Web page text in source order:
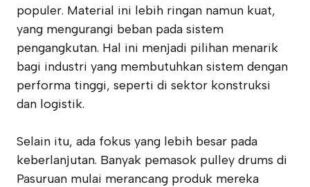
populer. Material ini lebih ringan namun kuat,
yang mengurangi beban pada sistem
pengangkutan. Hal ini menjadi pilihan menarik
bagi industri yang membutuhkan sistem dengan
performa tinggi, seperti di sektor konstruksi
dan logistik.
Selain itu, ada fokus yang lebih besar pada
keberlanjutan. Banyak pemasok pulley drums di
Pasuruan mulai merancang produk mereka